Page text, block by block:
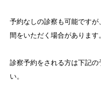
予約なしの診察も可能です
間をいただく場合があります。
診察予約をされる方は下記
い。